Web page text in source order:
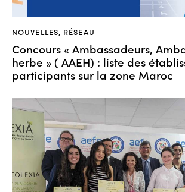
NOUVELLES, RÉSEAU
Concours « Ambassadeurs,
herbe » ( AAEH) : liste des
participants sur la zone Maroc